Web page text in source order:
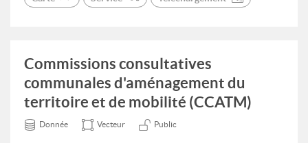
Commissions consultatives
communales d'aménagement du
territoire et de mobilité (CCATM)
Donnée Vecteur Public